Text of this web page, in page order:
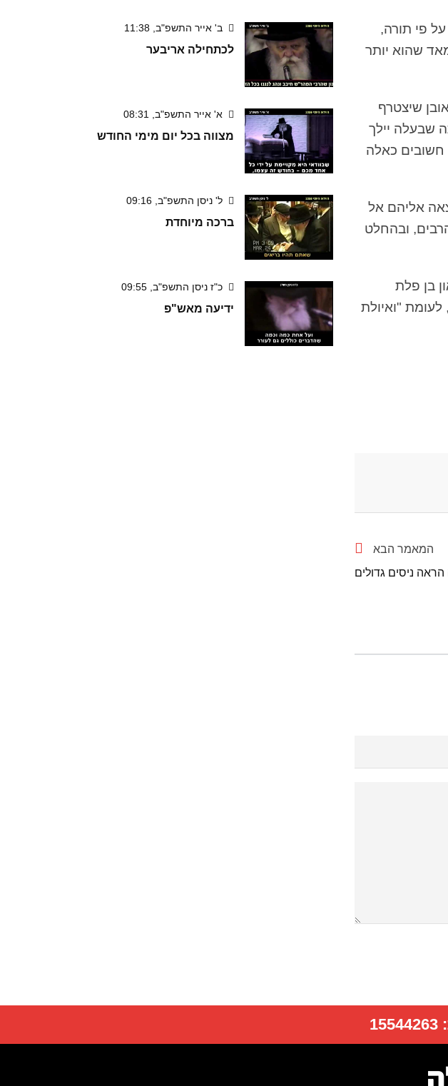
פי תורה,
שהוא יותר
שיצטרף
שבעלה יילך
כאלה
אליהם אל
ובהחלט
בן פלת
"ואיולת
המאמר הבא
ניסים גדולים
ב' אייר התשפ"ב, 11:38
לכתחילה אריבער
א' אייר התשפ"ב, 08:31
מצווה בכל יום מימי החודש
ל' ניסן התשפ"ב, 09:16
ברכה מיוחדת
כ"ז ניסן התשפ"ב, 09:55
ידיעה מאש"פ
15544263